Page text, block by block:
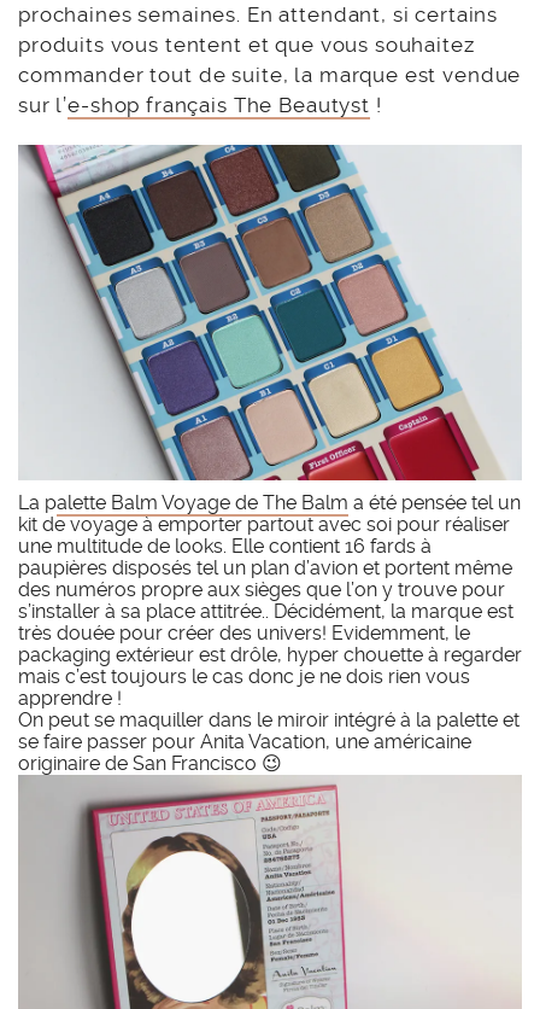
prochaines semaines. En attendant, si certains
produits vous tentent et que vous souhaitez
commander tout de suite, la marque est vendue
sur l’e-shop français The Beautyst !
La palette Balm Voyage de The Balm a été pensée tel un
kit de voyage à emporter partout avec soi pour réaliser
une multitude de looks. Elle contient 16 fards à
paupières disposés tel un plan d’avion et portent même
des numéros propre aux sièges que l’on y trouve pour
s’installer à sa place attitrée.. Décidément, la marque est
très douée pour créer des univers! Evidemment, le
packaging extérieur est drôle, hyper chouette à regarder
mais c’est toujours le cas donc je ne dois rien vous
apprendre !
On peut se maquiller dans le miroir intégré à la palette et
se faire passer pour Anita Vacation, une américaine
originaire de San Francisco 😉